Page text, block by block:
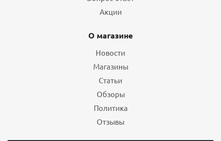
Акции
О магазине
Новости
Магазины
Статьи
Обзоры
Политика
Отзывы